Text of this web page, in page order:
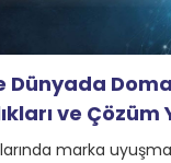
Dünyada
ve Çözüm
marka